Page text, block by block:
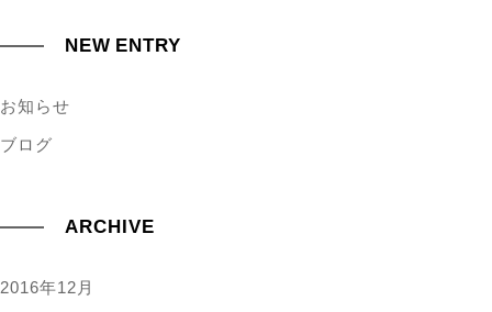
NEW ENTRY
お知らせ
ブログ
ARCHIVE
2016年12月